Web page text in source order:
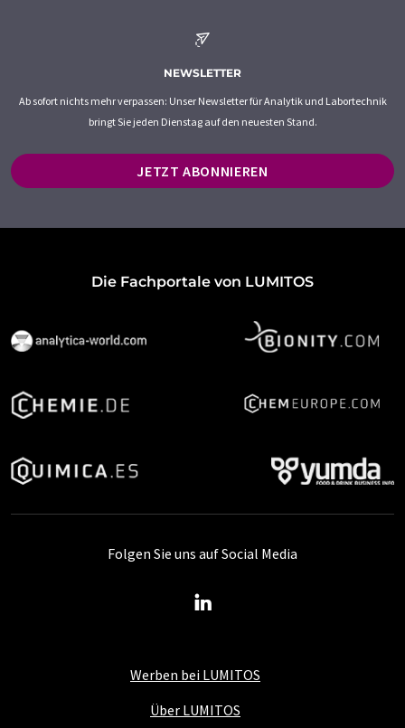
NEWSLETTER
Ab sofort nichts mehr verpassen: Unser Newsletter für Analytik und Labortechnik
bringt Sie jeden Dienstag auf den neuesten Stand.
JETZT ABONNIEREN
Die Fachportale von LUMITOS
Werben bei LUMITOS
Über LUMITOS
Folgen Sie uns auf Social Media